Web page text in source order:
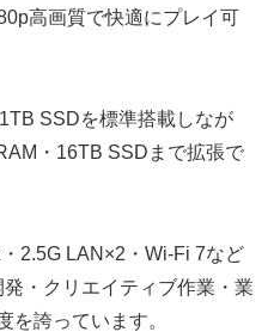
高画質で快適にプレイ可
SSDを標準搭載しなが
・16TB SSDまで拡張で
2.5G LAN×2・Wi-Fi 7など
・クリエイティブ作業・業
を誇っています。